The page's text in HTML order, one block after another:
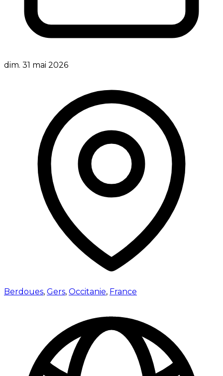
dim. 31 mai 2026
Berdoues, Gers, Occitanie, France